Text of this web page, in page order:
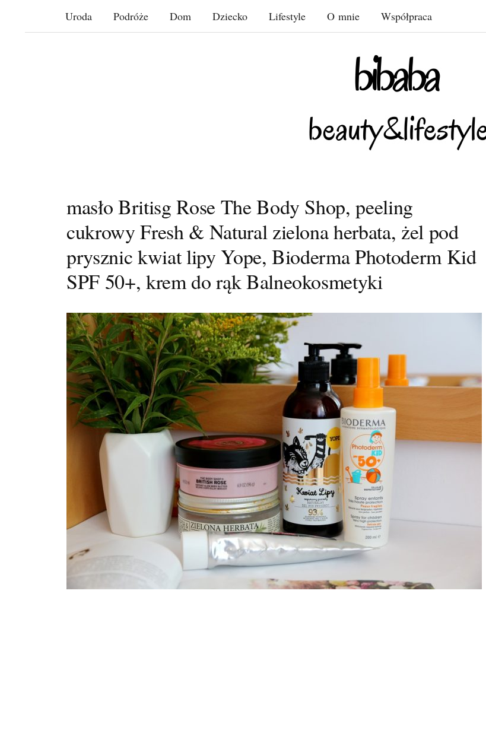
Uroda Podróże Dom Dziecko Lifestyle O mnie Współpraca
masło Britisg Rose The Body Shop, peeling
cukrowy Fresh & Natural zielona herbata, żel pod
prysznic kwiat lipy Yope, Bioderma Photoderm Kid
SPF 50+, krem do rąk Balneokosmetyki